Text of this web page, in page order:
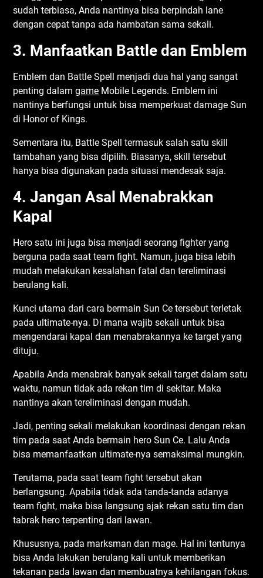
sudah terbiasa, Anda nantinya bisa berpindah lane
dengan cepat tanpa ada hambatan sama sekali.
3. Manfaatkan Battle dan Emblem
Emblem dan Battle Spell menjadi dua hal yang sangat
penting dalamgame Mobile Legends. Emblem ini
nantinya berfungsi untuk bisa memperkuat damage Sun
di Honor of Kings.
Sementara itu, Battle Spell termasuk salah satu skill
tambahan yang bisa dipilih. Biasanya, skill tersebut
hanya bisa digunakan pada situasi mendesak saja.
4. Jangan Asal Menabrakkan
Kapal
Hero satu ini juga bisa menjadi seorang fighter yang
berguna pada saat team fight. Namun, juga bisa lebih
mudah melakukan kesalahan fatal dan tereliminasi
berulang kali.
Kunci utama dari cara bermain Sun Ce tersebut terletak
pada ultimate-nya. Di mana wajib sekali untuk bisa
mengendarai kapal dan menabrakannya ke target yang
dituju.
Apabila Anda menabrak banyak sekali target dalam satu
waktu, namun tidak ada rekan tim di sekitar. Maka
nantinya akan tereliminasi dengan mudah.
Jadi, penting sekali melakukan koordinasi dengan rekan
tim pada saat Anda bermain hero Sun Ce. Lalu Anda
bisa memanfaatkan ultimate-nya semaksimal mungkin.
Terutama, pada saat team fight tersebut akan
berlangsung. Apabila tidak ada tanda-tanda adanya
team fight, maka bisa langsung ajak rekan satu tim dan
tabrak hero terpenting dari lawan.
Khususnya, pada marksman dan mage. Hal ini tentunya
bisa Anda lakukan berulang kali untuk memberikan
tekanan pada lawan dan membuatnya kehilangan fokus.